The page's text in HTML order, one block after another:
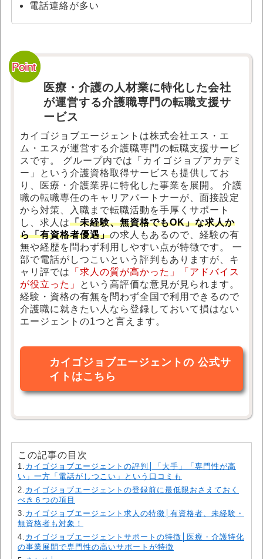
電話連絡が多い
医療・介護の人材業に特化した会社
が運営する介護職専門の転職支援サ
ービス
カイゴジョブエージェントは株式会社エス・エ
ム・エスが運営する介護職専門の転職支援サービ
スです。 グループ内では「カイゴジョブアカデミ
ー」という介護資格取得サービスも提供してお
り、医療・介護業界に特化した事業を展開。 介護
職の転職専任のキャリアパートナーが、面接設定
から対策、入職まで転職活動を手厚くサポート
し、求人は「未経験、無資格でもOK」な求人か
ら「有資格者優遇」の求人もあるので、経験の有
無や経歴を問わず利用しやすい点が特徴です。 一
部で電話がしつこいという評判もありますが、キ
ャリ評では
「求人の質が高かった」「アドバイス
が役立った」
という高評価な意見が見られます。
経験・資格の有無を問わず全国で利用できるので
介護職に就きたい人なら登録しておいて損はない
エージェントの1つと言えます。
カイゴジョブエージェントの 公式サ
イトはこちら
この記事の目次
1. カイゴジョブエージェントの評判│「大手」「専門性が高
い」一方「電話がしつこい」という口コミも
2. カイゴジョブエージェントの登録前に最低限おさえておく
べき６つの項目
3. カイゴジョブエージェント求人の特徴│有資格者、未経験・
無資格者も対象！
4. カイゴジョブエージェントサポートの特徴│医療・介護特化
の事業展開で専門性の高いサポートが特徴